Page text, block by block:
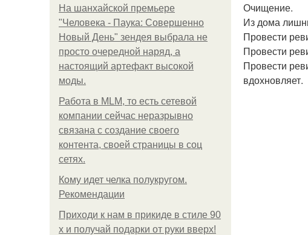
На шанхайской премьере
"Человека - Паука: Совершенно
Новый День" зендея выбрала не
просто очередной наряд, а
настоящий артефакт высокой
моды.
Работа в MLM, то есть сетевой
компании сейчас неразрывно
связана с создание своего
контента, своей страницы в соц
сетях.
Кому идет челка полукругом.
Рекомендации
Приходи к нам в прикиде в стиле 90
х и получай подарки от руки вверх!
Очищение.
Из дома
Провести
Провести
Провести
вдохновляет.